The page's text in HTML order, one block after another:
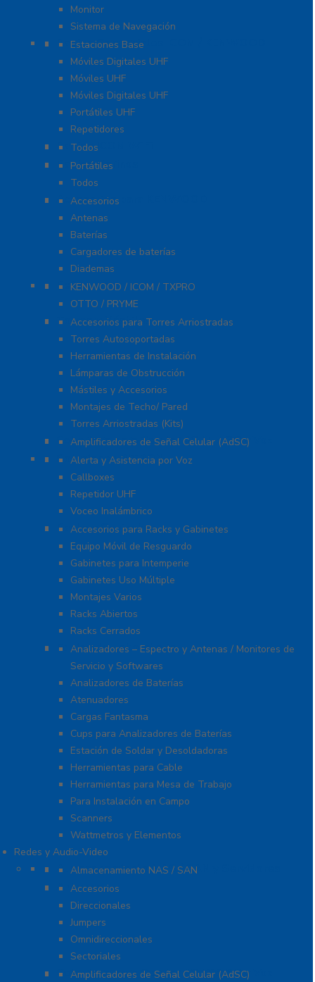
Monitor
Sistema de Navegación
Radios Comerciales ICOM / KENWOOD
Estaciones Base
Móviles Digitales UHF
Móviles UHF
Móviles Digitales UHF
Portátiles UHF
Repetidores
Radios ICOM WiFi
Todos
Radios Marinos
Portátiles
Todos
Accesorios para KENWOOD
Accesorios
Antenas
Baterías
Cargadores de baterías
Diademas
Refacciones
KENWOOD / ICOM / TXPRO
OTTO / PRYME
Torres y Mástiles
Accesorios para Torres Arriostradas
Torres Autosoportadas
Herramientas de Instalación
Lámparas de Obstrucción
Mástiles y Accesorios
Montajes de Techo/ Pared
Torres Arriostradas (Kits)
Cobertura para Celular 4G LTE, 3G y Voz
Amplificadores de Señal Celular (AdSC)
Soluciones RITRON
Alerta y Asistencia por Voz
Callboxes
Repetidor UHF
Voceo Inalámbrico
Racks y Gabinetes
Accesorios para Racks y Gabinetes
Equipo Móvil de Resguardo
Gabinetes para Intemperie
Gabinetes Uso Múltiple
Montajes Varios
Racks Abiertos
Racks Cerrados
Equipo de Laboratorio
Analizadores – Espectro y Antenas / Monitores de
Servicio y Softwares
Analizadores de Baterías
Atenuadores
Cargas Fantasma
Cups para Analizadores de Baterías
Estación de Soldar y Desoldadoras
Herramientas para Cable
Herramientas para Mesa de Trabajo
Para Instalación en Campo
Scanners
Wattmetros y Elementos
Redes y Audio-Video
Almacenamiento NAS / SAN y Servidores
Almacenamiento NAS / SAN
Antenas
Accesorios
Direccionales
Jumpers
Omnidireccionales
Sectoriales
Cobertura para Celular 4G LTE, 3G y Voz
Amplificadores de Señal Celular (AdSC)